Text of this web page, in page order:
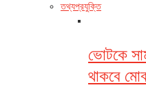
তথ্যপ্রযুক্তি
ভোটকে
থাকবে